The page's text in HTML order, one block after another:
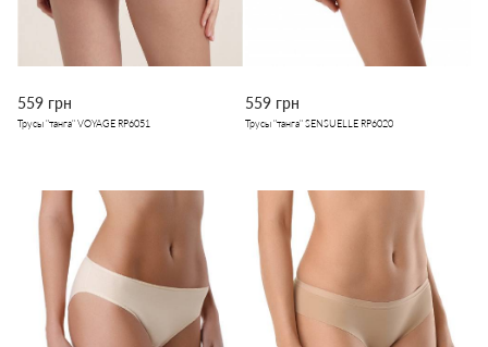
559 грн
Трусы "танга" VOYAGE RP6051
559 грн
Трусы "танга" SENSUELLE RP6020